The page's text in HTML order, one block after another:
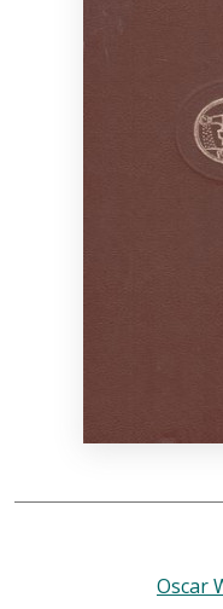
Oscar